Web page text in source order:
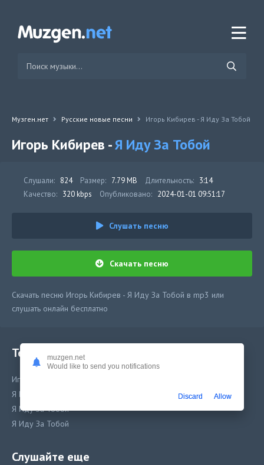
Музген.нет Русские новые песни Игорь Кибирев - Я Иду За Тобой
Игорь Кибирев -Я Иду За Тобой
Слушали: 824 Размер: 7.79 MB Длительность: 3:14
Качество: 320 kbps Опубликовано: 2024-01-01 09:51:17
Слушать песню
Скачать песню
Скачать песню Игорь Кибирев - Я Иду За Тобой в mp3 или
слушать онлайн бесплатно
Текст песни
Игорь Кибирев - Я Иду За Тобой
Я Иду За Тобой
Я Иду За Тобой
Я Иду За Тобой
Слушайте еще
muzgen.net
Would like to send you notifications
Discard Allow